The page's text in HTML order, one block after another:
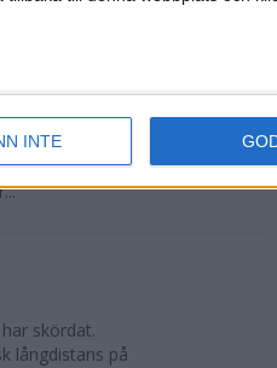
INTElansera
personligt
skördat.
långdistans på